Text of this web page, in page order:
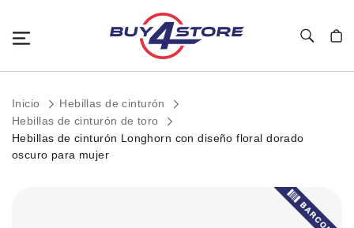
Inicio
Hebillas de cinturón
Hebillas de cinturón de toro
Hebillas de cinturón Longhorn con diseño floral dorado
oscuro para mujer